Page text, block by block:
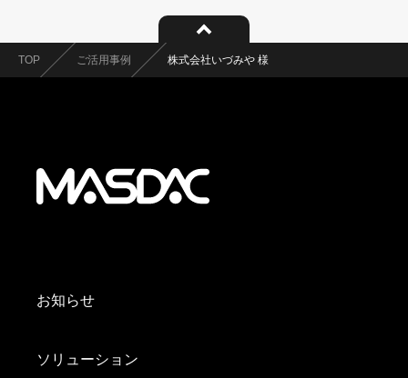
TOP ご活用事例 株式会社いづみや 様
お知らせ
ソリューション